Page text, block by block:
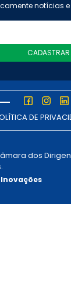
notícias e
CADASTRAR
DE
dos
Inovações